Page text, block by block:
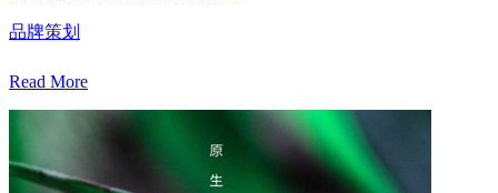
品牌策划
Read More